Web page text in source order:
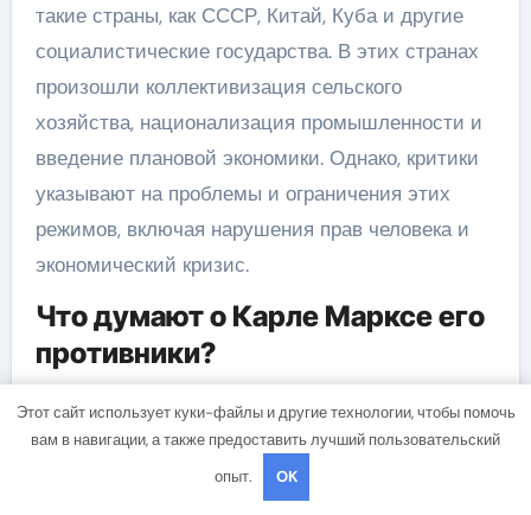
такие страны, как СССР, Китай, Куба и другие
социалистические государства. В этих странах
произошли коллективизация сельского
хозяйства, национализация промышленности и
введение плановой экономики. Однако, критики
указывают на проблемы и ограничения этих
режимов, включая нарушения прав человека и
экономический кризис.
Что думают о Карле Марксе его
противники?
опасными и нереалистичными. Они указывают
на проблемы и провалы коммунистических
экспериментов в прошлом и на нарушения прав
Этот сайт использует куки-файлы и другие технологии, чтобы помочь
вам в навигации, а также предоставить лучший пользовательский
опыт.
OK